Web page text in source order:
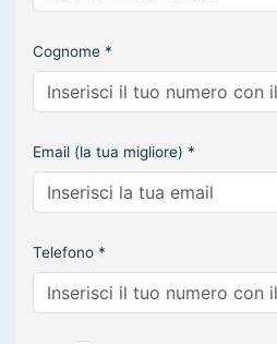
Cognome *
Email (la tua migliore) *
Telefono *